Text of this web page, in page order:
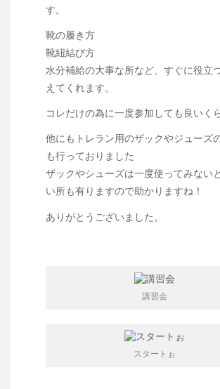
す。
靴の履き方
靴紐結び方
水分補給の大事な所など、すぐに役立
えてくれます。
コレだけの為に一度参加しても良いく
他にもトレラン用のザックやジューズ
も行っておりました
ザックやシューズは一度使ってみない
い所も有りますので助かりますね！
ありがとうございました。
講習会
スタートぉ